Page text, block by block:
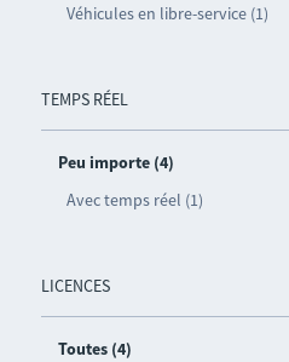
Véhicules en libre-service (1)
TEMPS RÉEL
Peu importe (4)
Avec temps réel (1)
LICENCES
Toutes (4)